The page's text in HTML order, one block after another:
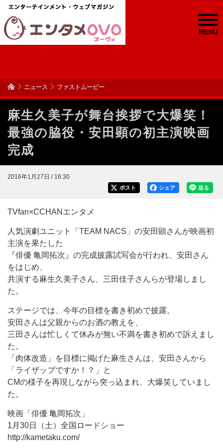
MENU
ニュース ファストムービー
麻生久美子が舞台挨拶で大爆笑！
最強の脇役・安田顕の初主演映画
完成
2016年1月27日 / 16:30
送る
シェア
ポスト
TVfan×CCHANエンタメ
人気演劇ユニット「TEAM NACS」の安田顕さんが映画初
主演を果たした
『俳優 亀岡拓次』の完成披露試写会が行われ、安田さん
をはじめ、
共演する麻生久美子さん、三田佳子さんらが登場しまし
た。
ステージでは、今年の目標を書き初めで披露。
安田さんは父親からのお酒の教えを、
三田さんは忙しくて休みが無い不満を書き初めで訴えまし
た。
「肉体改造」を目標に掲げた麻生さんは、安田さんから
「ライザップですか！？」と
CMの様子を再現しながら突っ込まれ、大爆笑していまし
た。
映画「俳優 亀岡拓次」
1月30日（土）全国ロードショー
http://kametaku.com/